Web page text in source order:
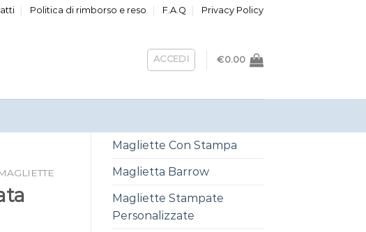
Politica di rimborso e reso F.A.Q Privacy Policy
ACCEDI €0.00
Magliette Con Stampa
Maglietta Barrow
Magliette Stampate
Personalizzate